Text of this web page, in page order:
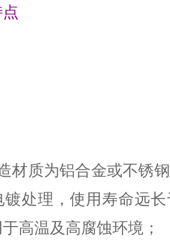
材质为铝合金或不锈
镀处理，使用寿命远
高温及高腐蚀环境；